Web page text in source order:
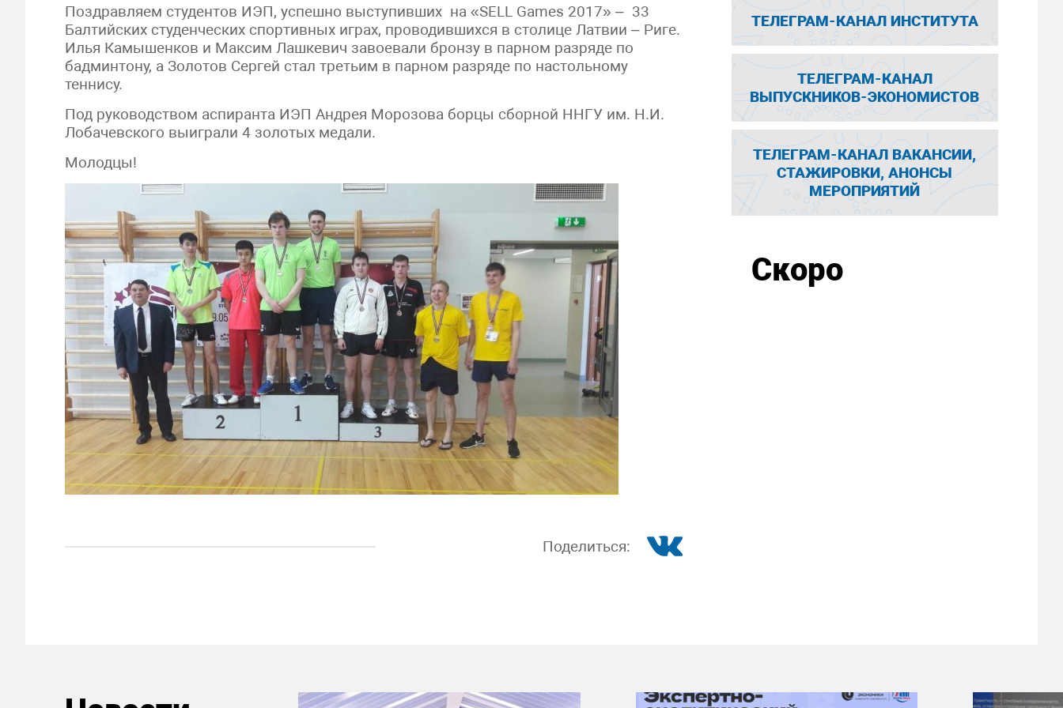
Поздравляем студентов ИЭП, успешно выступивших на «SELL Games 2017» – 33
Балтийских студенческих спортивных играх, проводившихся в столице Латвии – Риге.
Илья Камышенков и Максим Лашкевич завоевали бронзу в парном разряде по
бадминтону, а Золотов Сергей стал третьим в парном разряде по настольному
теннису.
Под руководством аспиранта ИЭП Андрея Морозова борцы сборной ННГУ им. Н.И.
Лобачевского выиграли 4 золотых медали.
Молодцы!
Поделиться:
ТЕЛЕГРАМ-КАНАЛ ИНСТИТУТА
ТЕЛЕГРАМ-КАНАЛ
ВЫПУСКНИКОВ-ЭКОНОМИСТОВ
ТЕЛЕГРАМ-КАНАЛ ВАКАНСИИ,
СТАЖИРОВКИ, АНОНСЫ
МЕРОПРИЯТИЙ
Скоро